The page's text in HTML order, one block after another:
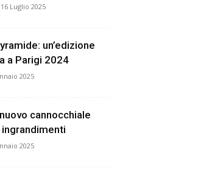
16 Luglio 2025
un’edizione
a Parigi 2024
2025
cannocchiale
2025